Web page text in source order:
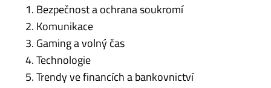
Bezpečnost a ochrana soukromí
Komunikace
Gaming a volný čas
Technologie
Trendy ve financích a bankovnictví